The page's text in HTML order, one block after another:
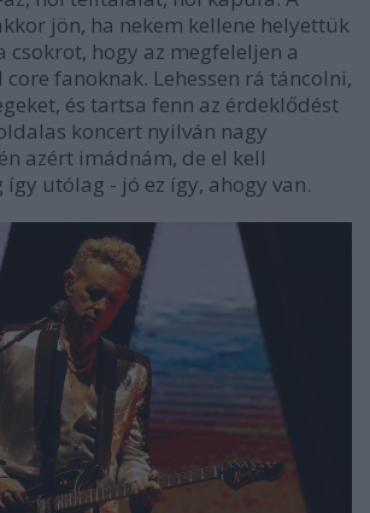
jön, ha nekem kellene helyettük
csokrot, hogy az megfeleljen a
core fanoknak. Lehessen rá táncolni,
és tartsa fenn az érdeklődést
koncert nyilván nagy
azért imádnám, de el kell
utólag - jó ez így, ahogy van.